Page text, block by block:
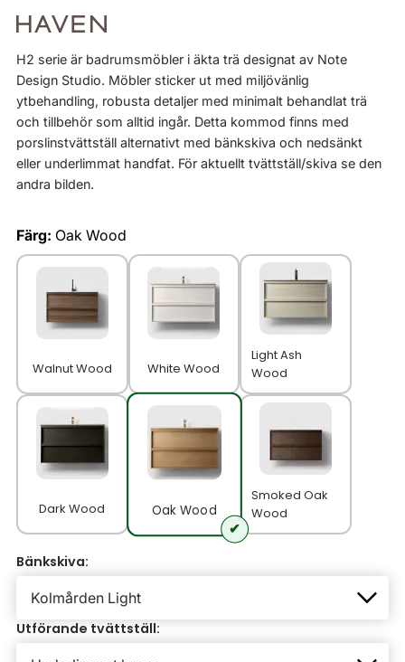
H2 serie är badrumsmöbler i äkta trä designat av Note
Design Studio. Möbler sticker ut med miljövänlig
ytbehandling, robusta detaljer med minimalt behandlat trä
och tillbehör som alltid ingår. Detta kommod finns med
porslinstvättställ alternativt med bänkskiva och nedsänkt
eller underlimmat handfat. För aktuellt tvättställ/skiva se den
andra bilden.
Färg: Oak Wood
Walnut Wood White Wood
Light Ash
Wood
Dark Wood Oak Wood
Smoked Oak
Wood
Bänkskiva:
Utförande tvättställ: